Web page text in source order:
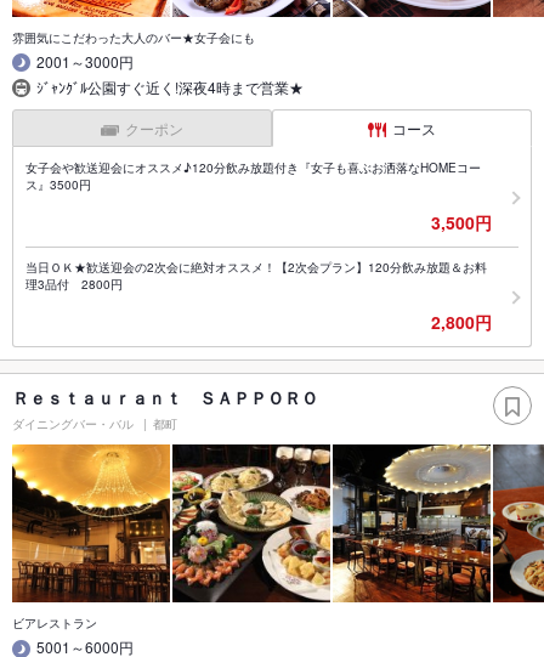
雰囲気にこだわった大人のバー★女子会にも
2001～3000円
ｼﾞｬﾝｸﾞﾙ公園すぐ近く!深夜4時まで営業★
クーポン コース
女子会や歓送迎会にオススメ♪120分飲み放題付き『女子も喜ぶお洒落なHOMEコー
ス』3500円
3,500円
当日ＯＫ★歓送迎会の2次会に絶対オススメ！【2次会プラン】120分飲み放題＆お料
理3品付 2800円
2,800円
Ｒｅｓｔａｕｒａｎｔ ＳＡＰＰＯＲＯ
ダイニングバー・バル 都町
ビアレストラン
5001～6000円